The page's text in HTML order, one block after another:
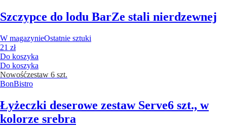
Szczypce do lodu BarZe stali nierdzewnej
W magazynieOstatnie sztuki
21 zł
Do koszyka
Do koszyka
Nowośćzestaw 6 szt.
BonBistro
Łyżeczki deserowe zestaw Serve6 szt., w
kolorze srebra